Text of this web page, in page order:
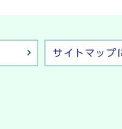
サイトマップ